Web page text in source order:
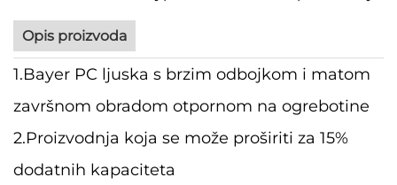
Opis proizvoda
1.Bayer PC ljuska s brzim odbojkom i matom
završnom obradom otpornom na ogrebotine
2.Proizvodnja koja se može proširiti za 15%
dodatnih kapaciteta